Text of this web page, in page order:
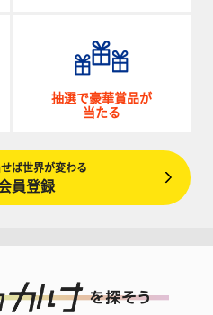
抽選で豪華賞品が
当たる
ば世界が変わる
員登録